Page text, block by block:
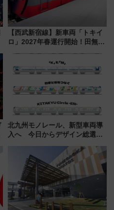
【西武新宿線】新車両「トキイ
ロ」2027年春運行開始！田無・
北九州モノレール、新型車両導
入へ 今日からデザイン総選挙